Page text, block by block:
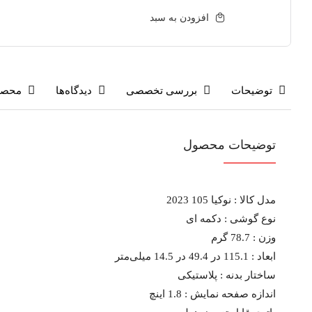
افزودن به سبد
توضیحات بررسی تخصصی دیدگاه‌ها
توضیحات محصول
مدل کالا : نوکیا 105 2023
نوع گوشی : دکمه ای
وزن : 78.7 گرم
ابعاد : 115.1 در 49.4 در 14.5 میلی‌متر
ساختار بدنه : پلاستیکی
اندازه صفحه نمایش : 1.8 اینچ